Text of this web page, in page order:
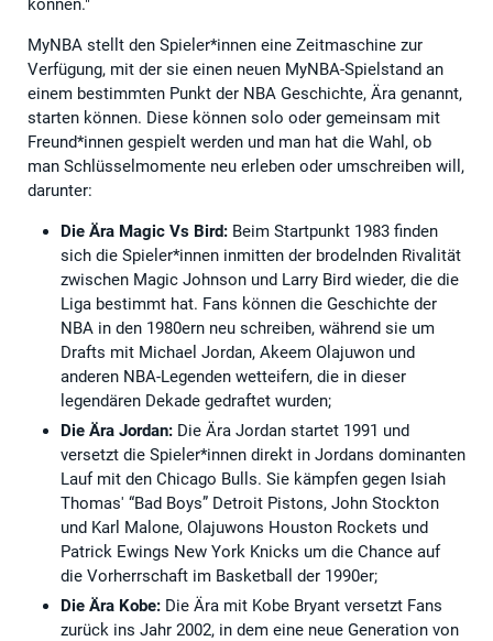
können."
MyNBA stellt den Spieler*innen eine Zeitmaschine zur
Verfügung, mit der sie einen neuen MyNBA-Spielstand an
einem bestimmten Punkt der NBA Geschichte, Ära genannt,
starten können. Diese können solo oder gemeinsam mit
Freund*innen gespielt werden und man hat die Wahl, ob
man Schlüsselmomente neu erleben oder umschreiben will,
darunter:
Die Ära Magic Vs Bird: Beim Startpunkt 1983 finden
sich die Spieler*innen inmitten der brodelnden Rivalität
zwischen Magic Johnson und Larry Bird wieder, die die
Liga bestimmt hat. Fans können die Geschichte der
NBA in den 1980ern neu schreiben, während sie um
Drafts mit Michael Jordan, Akeem Olajuwon und
anderen NBA-Legenden wetteifern, die in dieser
legendären Dekade gedraftet wurden;
Die Ära Jordan: Die Ära Jordan startet 1991 und
versetzt die Spieler*innen direkt in Jordans dominanten
Lauf mit den Chicago Bulls. Sie kämpfen gegen Isiah
Thomas' “Bad Boys” Detroit Pistons, John Stockton
und Karl Malone, Olajuwons Houston Rockets und
Patrick Ewings New York Knicks um die Chance auf
die Vorherrschaft im Basketball der 1990er;
Die Ära Kobe: Die Ära mit Kobe Bryant versetzt Fans
zurück ins Jahr 2002, in dem eine neue Generation von